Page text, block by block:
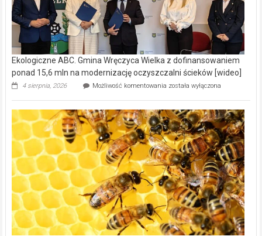
Ekologiczne ABC. Gmina Wręczyca Wielka z dofinansowaniem
ponad 15,6 mln na modernizację oczyszczalni ścieków [wideo]
4 sierpnia, 2026 Możliwość komentowania Ekologiczne
Wręczyca
Wielka
z
dofinansowaniem
ponad
15,6
mln
na
modernizację
oczyszczalni
ścieków
[wideo]
została wyłączona